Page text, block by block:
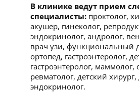
В клинике ведут прием
специалисты: проктолог,
акушер, гинеколог,
эндокринолог, андролог,
врач узи, функциональный
ортопед, гастроэнтеролог,
гастроэнтеролог, маммолог,
ревматолог, детский хирург,
эндокринолог.